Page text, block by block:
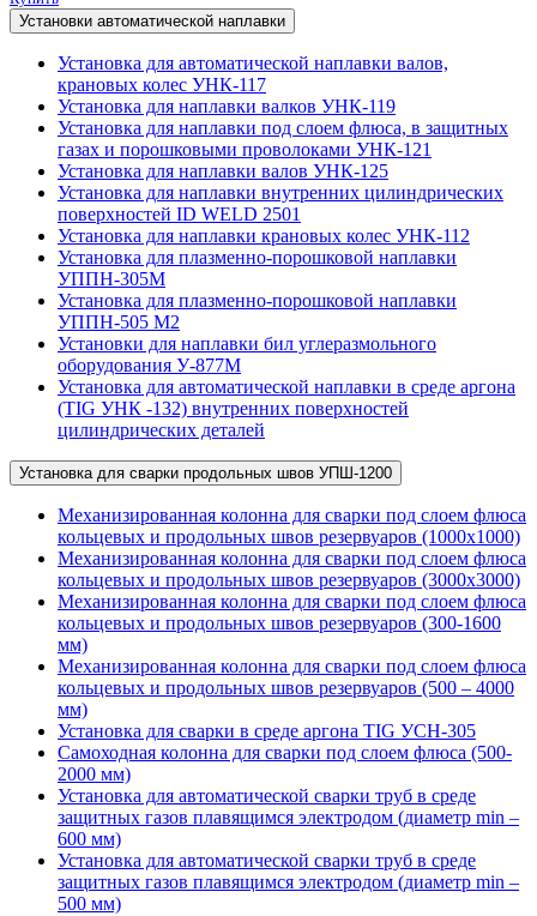
Установки автоматической наплавки
Установка для автоматической наплавки валов,
крановых колес УНК-117
Установка для наплавки валков УНК-119
Установка для наплавки под слоем флюса, в защитных
газах и порошковыми проволоками УНК-121
Установка для наплавки валов УНК-125
Установка для наплавки внутренних цилиндрических
поверхностей ID WELD 2501
Установка для наплавки крановых колес УНК-112
Установка для плазменно-порошковой наплавки
УППН-305М
Установка для плазменно-порошковой наплавки
УППН-505 М2
Установки для наплавки бил углеразмольного
оборудования У-877М
Установка для автоматической наплавки в среде аргона
(TIG УНК -132) внутренних поверхностей
цилиндрических деталей
Установка для сварки продольных швов УПШ-1200
Механизированная колонна для сварки под слоем флюса
кольцевых и продольных швов резервуаров (1000х1000)
Механизированная колонна для сварки под слоем флюса
кольцевых и продольных швов резервуаров (3000х3000)
Механизированная колонна для сварки под слоем флюса
кольцевых и продольных швов резервуаров (300-1600
мм)
Механизированная колонна для сварки под слоем флюса
кольцевых и продольных швов резервуаров (500 – 4000
мм)
Установка для сварки в среде аргона TIG УСН-305
Самоходная колонна для сварки под слоем флюса (500-
2000 мм)
Установка для автоматической сварки труб в среде
защитных газов плавящимся электродом (диаметр min –
600 мм)
Установка для автоматической сварки труб в среде
защитных газов плавящимся электродом (диаметр min –
500 мм)